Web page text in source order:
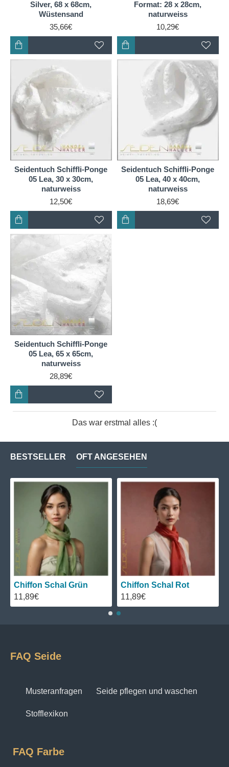
Silver, 68 x 68cm,
Wüstensand
35,66€
Format: 28 x 28cm,
naturweiss
10,29€
Seidentuch Schiffli-Ponge
05 Lea, 30 x 30cm,
naturweiss
12,50€
Seidentuch Schiffli-Ponge
05 Lea, 40 x 40cm,
naturweiss
18,69€
Seidentuch Schiffli-Ponge
05 Lea, 65 x 65cm,
naturweiss
28,89€
Das war erstmal alles :(
BESTSELLER OFT ANGESEHEN
Chiffon Schal Grün
11,89€
Chiffon Schal Rot
11,89€
FAQ Seide
Musteranfragen Seide pflegen und waschen
Stofflexikon
FAQ Farbe